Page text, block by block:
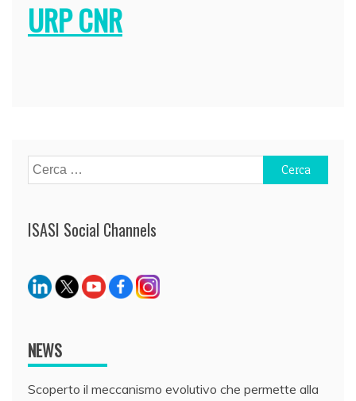
URP CNR
Ricerca
per:
ISASI Social Channels
NEWS
Scoperto il meccanismo evolutivo che permette alla